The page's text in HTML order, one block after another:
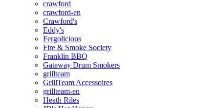
crawford
crawford-en
Crawford's
Eddy's
Fergolicious
Fire & Smoke Society
Franklin BBQ
Gateway Drum Smokers
grillteam
GrillTeam Accessoires
grillteam-en
Heath Riles